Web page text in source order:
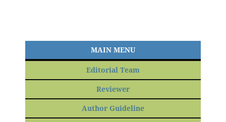
MAIN MENU
Editorial Team
Reviewer
Author Guideline